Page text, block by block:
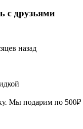
с друзьями
назад
Мы подарим по 500₽